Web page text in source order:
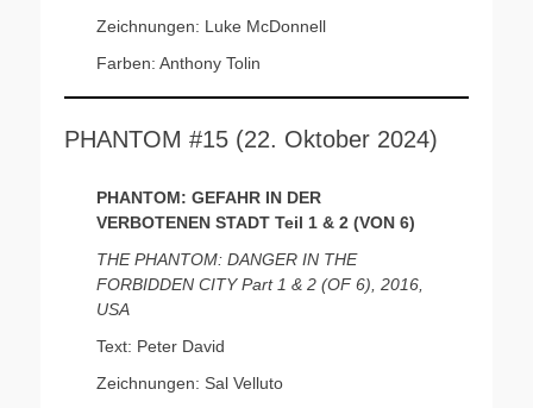
Zeichnungen: Luke McDonnell
Farben: Anthony Tolin
PHANTOM #15 (22. Oktober 2024)
PHANTOM: GEFAHR IN DER
VERBOTENEN STADT Teil 1 & 2 (VON 6)
THE PHANTOM: DANGER IN THE
FORBIDDEN CITY Part 1 & 2 (OF 6), 2016,
USA
Text: Peter David
Zeichnungen: Sal Velluto